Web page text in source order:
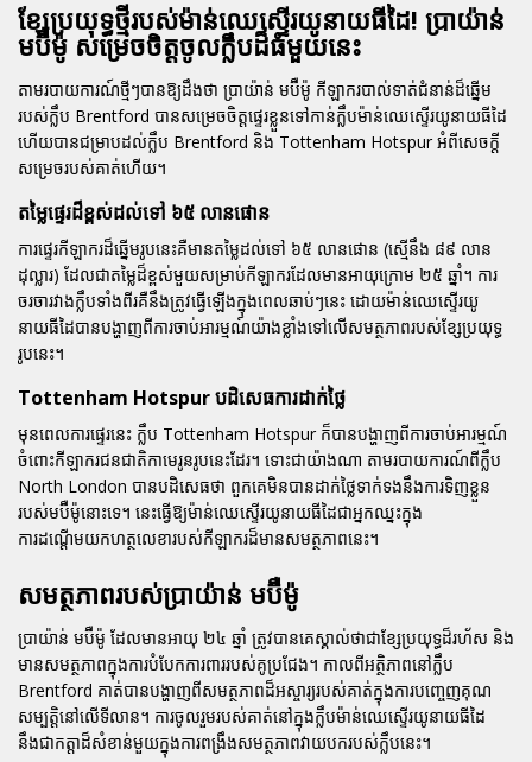
ខ្សែប្រយុទ្ធថ្មីរបស់ម៉ាន់ឈេស្ទើរយូនាយធីដៃ! ប្រាយ៉ាន់
មប៊ឺម៉ូ សម្រេចចិត្តចូលក្លឹបដ៏ធំមួយនេះ
តាមរបាយការណ៍ថ្មីៗបានឱ្យដឹងថា ប្រាយ៉ាន់ មប៊ឺម៉ូ កីឡាករបាល់ទាត់ជំនាន់ដ៏ឆ្នើម
របស់ក្លឹប Brentford បានសម្រេចចិត្តផ្ទេរខ្លួនទៅកាន់ក្លឹបម៉ាន់ឈេស្ទើរយូនាយធីដៃ
ហើយបានជម្រាបដល់ក្លឹប Brentford និង Tottenham Hotspur អំពីសេចក្តី
សម្រេចរបស់គាត់ហើយ។
តម្លៃផ្ទេរដ៏ខ្ពស់ដល់ទៅ ៦៥ លានផោន
ការផ្ទេរកីឡាករដ៏ឆ្នើមរូបនេះគឺមានតម្លៃដល់ទៅ ៦៥ លានផោន (ស្មើនឹង ៨៩ លាន
ដុល្លារ) ដែលជាតម្លៃដ៏ខ្ពស់មួយសម្រាប់កីឡាករដែលមានអាយុក្រោម ២៥ ឆ្នាំ។ ការ
ចរចារវាងក្លឹបទាំងពីរគឺនឹងត្រូវធ្វើឡើងក្នុងពេលឆាប់ៗនេះ ដោយម៉ាន់ឈេស្ទើរយូ
នាយធីដៃបានបង្ហាញពីការចាប់អារម្មណ៍យ៉ាងខ្លាំងទៅលើសមត្ថភាពរបស់ខ្សែប្រយុទ្ធ
រូបនេះ។
Tottenham Hotspur បដិសេធការដាក់ថ្លៃ
មុនពេលការផ្ទេរនេះ ក្លឹប Tottenham Hotspur ក៏បានបង្ហាញពីការចាប់អារម្មណ៍
ចំពោះកីឡាករជនជាតិកាមេរូនរូបនេះដែរ។ ទោះជាយ៉ាងណា តាមរបាយការណ៍ពីក្លឹប
North London បានបដិសេធថា ពួកគេមិនបានដាក់ថ្លៃទាក់ទងនឹងការទិញខ្លួន
របស់មប៊ឺម៉ូនោះទេ។ នេះធ្វើឱ្យម៉ាន់ឈេស្ទើរយូនាយធីដៃជាអ្នកឈ្នះក្នុង
ការដណ្តើមយកហត្ថលេខារបស់កីឡាករដ៏មានសមត្ថភាពនេះ។
សមត្ថភាពរបស់ប្រាយ៉ាន់ មប៊ឺម៉ូ
ប្រាយ៉ាន់ មប៊ឺម៉ូ ដែលមានអាយុ ២៤ ឆ្នាំ ត្រូវបានគេស្គាល់ថាជាខ្សែប្រយុទ្ធដ៏រហ័ស និង
មានសមត្ថភាពក្នុងការបំបែកការពាររបស់គូប្រជែង។ កាលពីអត្ថិភាពនៅក្លឹប
Brentford គាត់បានបង្ហាញពីសមត្ថភាពដ៏អស្ចារ្យរបស់គាត់ក្នុងការបញ្ចេញគុណ
សម្បត្តិនៅលើទីលាន។ ការចូលរួមរបស់គាត់នៅក្នុងក្លឹបម៉ាន់ឈេស្ទើរយូនាយធីដៃ
នឹងជាកត្តាដ៏សំខាន់មួយក្នុងការពង្រឹងសមត្ថភាពវាយបករបស់ក្លឹបនេះ។